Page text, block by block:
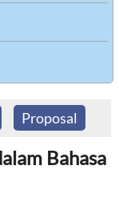
Proposal
Bahasa